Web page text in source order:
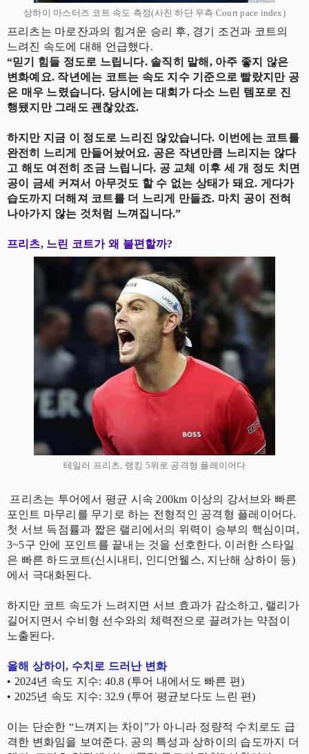
상하이 마스터즈 코트 속도 측정(사진 하단 우측 Court pace index)
프리츠는 마로잔과의 힘겨운 승리 후, 경기 조건과 코트의
느려진 속도에 대해 언급했다.
“믿기 힘들 정도로 느립니다. 솔직히 말해, 아주 좋지 않은
변화예요. 작년에는 코트는 속도 지수 기준으로 빨랐지만 공
은 매우 느렸습니다. 당시에는 대회가 다소 느린 템포로 진
행됐지만 그래도 괜찮았죠.
하지만 지금 이 정도로 느리진 않았습니다. 이번에는 코트를
완전히 느리게 만들어놨어요. 공은 작년만큼 느리지는 않다
고 해도 여전히 조금 느립니다. 공 교체 이후 세 개 정도 치면
공이 금세 커져서 아무것도 할 수 없는 상태가 돼요. 게다가
습도까지 더해져 코트를 더 느리게 만들죠. 마치 공이 전혀
나아가지 않는 것처럼 느껴집니다.”
프리츠, 느린 코트가 왜 불편할까?
테일러 프리츠, 랭킹 5위로 공격형 플레이어다
프리츠는 투어에서 평균 시속 200km 이상의 강서브와 빠른
포인트 마무리를 무기로 하는 전형적인 공격형 플레이어다.
첫 서브 득점률과 짧은 랠리에서의 위력이 승부의 핵심이며,
3~5구 안에 포인트를 끝내는 것을 선호한다. 이러한 스타일
은 빠른 하드코트(신시내티, 인디언웰스, 지난해 상하이 등)
에서 극대화된다.
하지만 코트 속도가 느려지면 서브 효과가 감소하고, 랠리가
길어지면서 수비형 선수와의 체력전으로 끌려가는 약점이
노출된다.
올해 상하이, 수치로 드러난 변화
• 2024년 속도 지수: 40.8 (투어 내에서도 빠른 편)
• 2025년 속도 지수: 32.9 (투어 평균보다도 느린 편)
이는 단순한 “느껴지는 차이”가 아니라 정량적 수치로도 급
격한 변화임을 보여준다. 공의 특성과 상하이의 습도까지 더